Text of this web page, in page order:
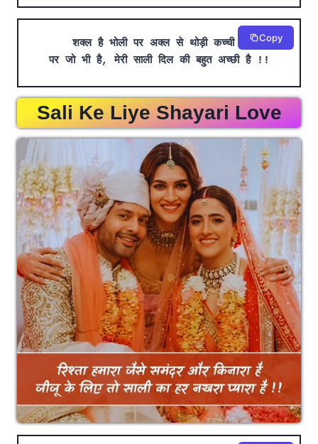
शक्ल है भोली पर अक्ल से थोड़ी कच्ची है
पर जो भी है, मेरी साली दिल की बहुत अच्छी है !!
Copy
Sali Ke Liye Shayari Love